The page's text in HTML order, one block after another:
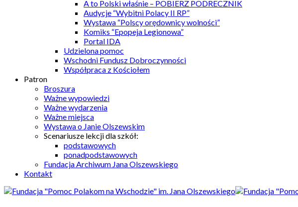
A to Polski właśnie – POBIERZ PODRECZNIK
Audycje “Wybitni Polacy II RP”
Wystawa “Polscy orędownicy wolności”
Komiks “Epopeja Legionowa”
Portal IDA
Udzielona pomoc
Wschodni Fundusz Dobroczynności
Współpraca z Kościołem
Patron
Broszura
Ważne wypowiedzi
Ważne wydarzenia
Ważne miejsca
Wystawa o Janie Olszewskim
Scenariusze lekcji dla szkół:
podstawowych
ponadpodstawowych
Fundacja Archiwum Jana Olszewskiego
Kontakt